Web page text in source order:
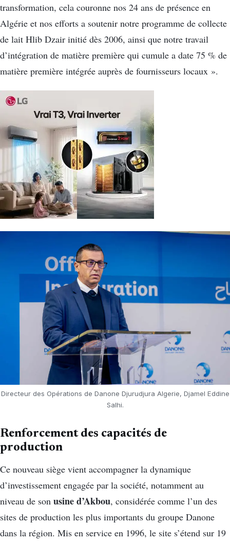
transformation, cela couronne nos 24 ans de présence en
Algérie et nos efforts a soutenir notre programme de collecte
de lait Hlib Dzair initié dès 2006, ainsi que notre travail
d’intégration de matière première qui cumule a date 75 % de
matière première intégrée auprès de fournisseurs locaux ».
Directeur des Opérations de Danone Djurudjura Algerie, Djamel Eddine
Salhi.
Renforcement des capacités de
production
Ce nouveau siège vient accompagner la dynamique
d’investissement engagée par la société, notamment au
niveau de son usine d’Akbou, considérée comme l’un des
sites de production les plus importants du groupe Danone
dans la région. Mis en service en 1996, le site s’étend sur 19